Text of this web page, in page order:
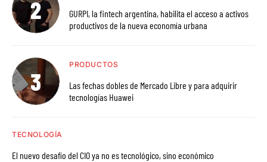
GURPI, la fintech argentina, habilita el acceso a activos
productivos de la nueva economía urbana
PRODUCTOS
Las fechas dobles de Mercado Libre y para adquirir
tecnologías Huawei
TECNOLOGÍA
El nuevo desafío del CIO ya no es tecnológico, sino económico